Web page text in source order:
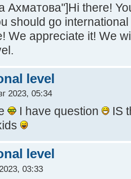
Ахматова"]Hi there!
should go
We appreciate it! We
level
2023, 05:34
I have question
IS
level
03:33